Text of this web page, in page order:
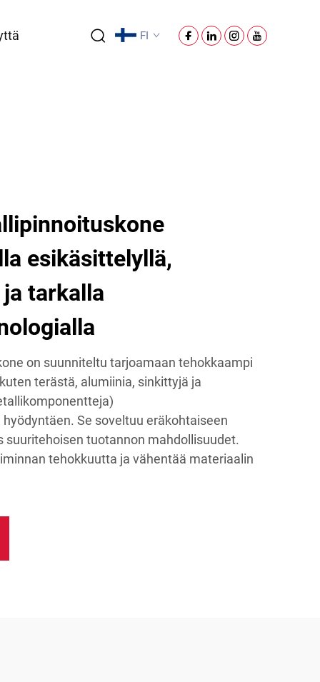
FI
esikäsittelyllä,
tarkalla
on suunniteltu tarjoamaan tehokkaampi
terästä, alumiinia, sinkittyjä ja
Se soveltuu eräkohtaiseen
suuritehoisen tuotannon mahdollisuudet.
tehokkuutta ja vähentää materiaalin